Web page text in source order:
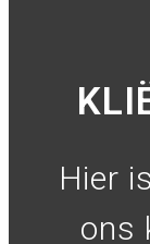
Hier
ons